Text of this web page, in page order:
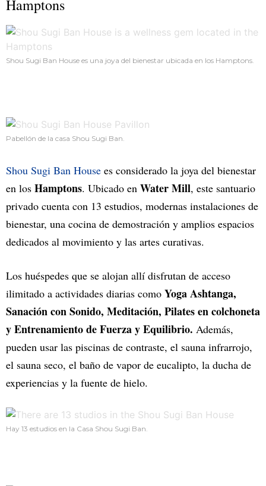
Hamptons
Shou Sugi Ban House es una joya del bienestar ubicada en los Hamptons.
Pabellón de la casa Shou Sugi Ban.
Shou Sugi Ban House es considerado la joya del bienestar
en los Hamptons. Ubicado en Water Mill, este santuario
privado cuenta con 13 estudios, modernas instalaciones de
bienestar, una cocina de demostración y amplios espacios
dedicados al movimiento y las artes curativas.
Los huéspedes que se alojan allí disfrutan de acceso
ilimitado a actividades diarias como Yoga Ashtanga,
Sanación con Sonido, Meditación, Pilates en colchoneta
y Entrenamiento de Fuerza y Equilibrio. Además,
pueden usar las piscinas de contraste, el sauna infrarrojo,
el sauna seco, el baño de vapor de eucalipto, la ducha de
experiencias y la fuente de hielo.
Hay 13 estudios en la Casa Shou Sugi Ban.